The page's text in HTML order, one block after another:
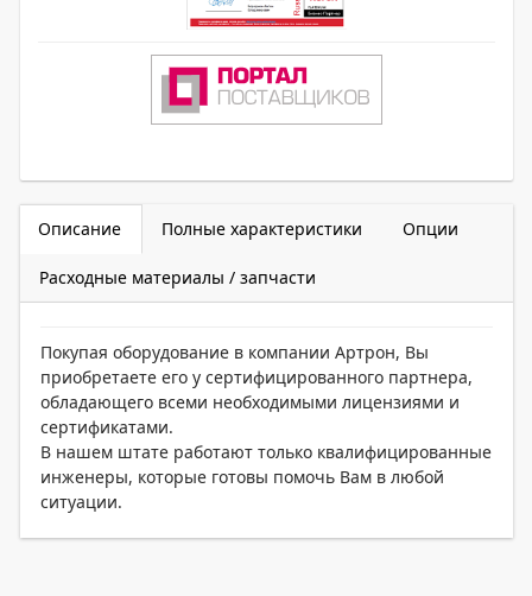
Описание Полные характеристики Опции
Расходные материалы / запчасти
Покупая оборудование в компании Артрон, Вы
приобретаете его у сертифицированного партнера,
обладающего всеми необходимыми лицензиями и
сертификатами.
В нашем штате работают только квалифицированные
инженеры, которые готовы помочь Вам в любой
ситуации.